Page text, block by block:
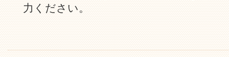
力ください。